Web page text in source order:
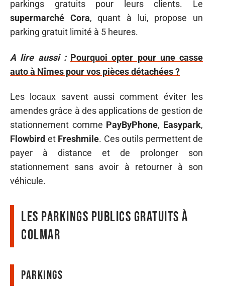
parkings gratuits pour leurs clients. Le
supermarché Cora, quant à lui, propose un
parking gratuit limité à 5 heures.
A lire aussi : Pourquoi opter pour une casse
auto à Nîmes pour vos pièces détachées ?
Les locaux savent aussi comment éviter les
amendes grâce à des applications de gestion de
stationnement comme PayByPhone, Easypark,
Flowbird et Freshmile. Ces outils permettent de
payer à distance et de prolonger son
stationnement sans avoir à retourner à son
véhicule.
Les parkings publics gratuits à
Colmar
Parkings